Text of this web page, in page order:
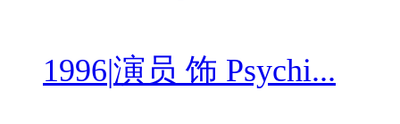
1996|演员 饰 Psychi...